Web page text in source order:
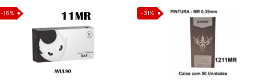
-16% -31%